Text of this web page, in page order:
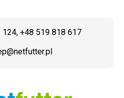
124, +48 519 818 617